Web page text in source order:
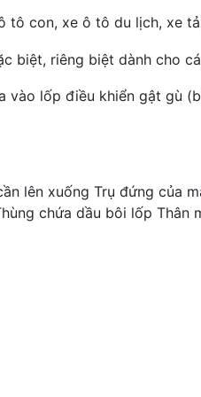
con, xe ô tô du lịch, xe
biệt, riêng biệt dành cho
lốp điều khiển gật gù